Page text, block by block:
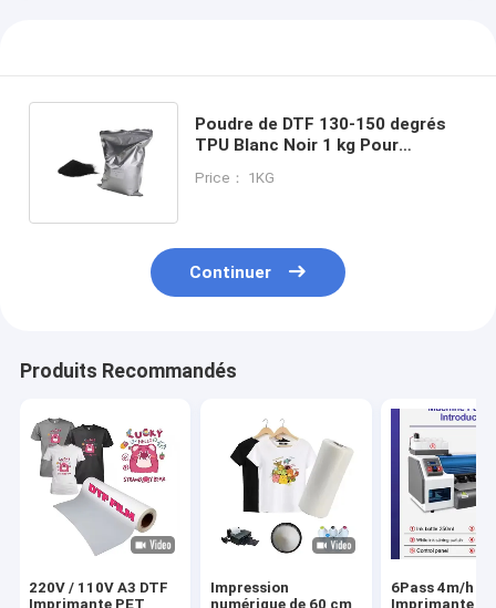
Poudre de DTF 130-150 degrés
TPU Blanc Noir 1 kg Pour
direct DTF
Price： 1KG
Continuer
Produits Recommandés
220V / 110V A3 DTF
Imprimante PET
Impression
numérique de 60 cm
6Pass 4m/h
Imprimante